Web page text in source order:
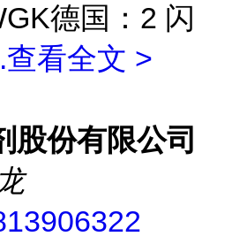
德国：2 闪
查看全文 >
股份有限公司